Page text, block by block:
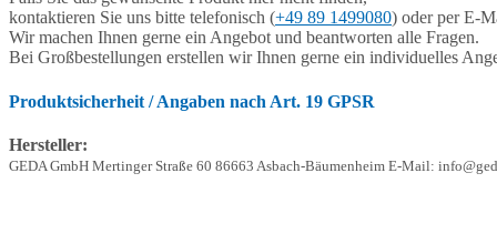
kontaktieren Sie uns bitte telefonisch (+49 89 1499080) oder per E-
Wir machen Ihnen gerne ein Angebot und beantworten alle Fragen.
Bei Großbestellungen erstellen wir Ihnen gerne ein individuelles
Produktsicherheit / Angaben nach Art. 19 GPSR
Hersteller:
GEDA GmbH Mertinger Straße 60 86663 Asbach-Bäumenheim E-Mail: